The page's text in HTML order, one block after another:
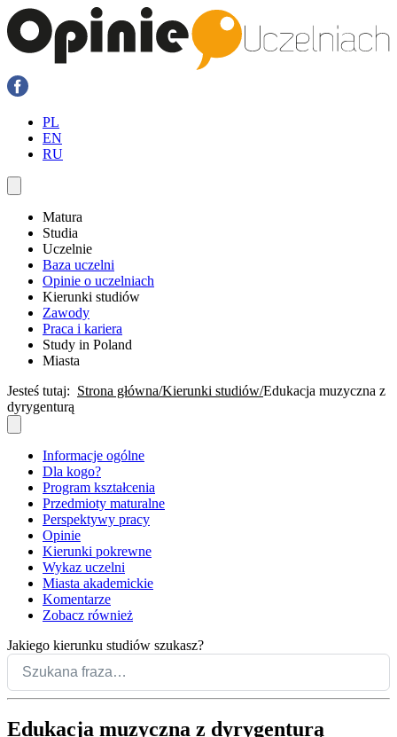
PL
EN
RU
Matura
Studia
Uczelnie
Baza uczelni
Opinie o uczelniach
Kierunki studiów
Zawody
Praca i kariera
Study in Poland
Miasta
Jesteś tutaj: Strona główna Kierunki studiów Edukacja muzyczna z
dyrygenturą
Informacje ogólne
Dla kogo?
Program kształcenia
Przedmioty maturalne
Perspektywy pracy
Opinie
Kierunki pokrewne
Wykaz uczelni
Miasta akademickie
Komentarze
Zobacz również
Jakiego kierunku studiów szukasz?
Edukacja muzyczna z dyrygenturą